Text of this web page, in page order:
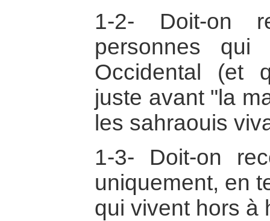
1-2- Doit-on
personnes qui
Occidental (et
juste avant "la
les sahraouis
1-3- Doit-on
uniquement, en
qui vivent hors à